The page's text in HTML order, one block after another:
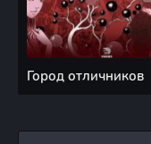
Город отличников